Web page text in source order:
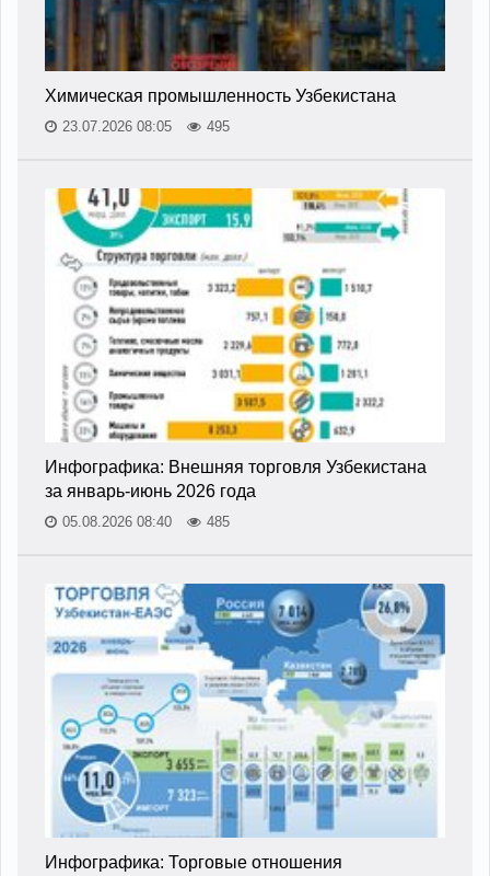
Химическая промышленность Узбекистана
23.07.2026 08:05 495
Инфографика: Внешняя торговля Узбекистана
за январь-июнь 2026 года
05.08.2026 08:40 485
Инфографика: Торговые отношения